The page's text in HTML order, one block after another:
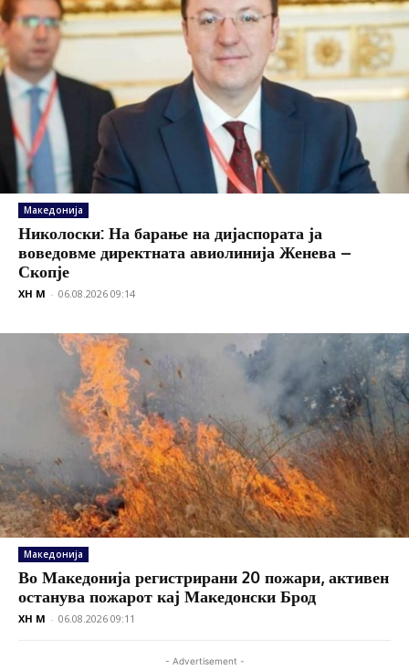
Македонија
Николоски: На барање на дијаспората ја
воведовме директната авиолинија Женева –
Скопје
XH M - 06.08.2026 09:14
Македонија
Во Македонија регистрирани 20 пожари, активен
останува пожарот кај Македонски Брод
XH M - 06.08.2026 09:11
- Advertisement -